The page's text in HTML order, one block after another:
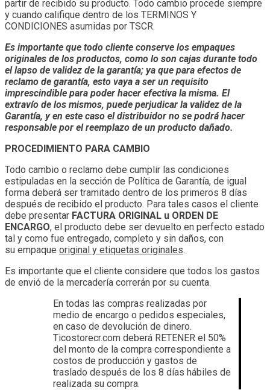
partir de recibido su producto. Todo cambio procede siempre
y cuando califique dentro de los TERMINOS Y
CONDICIONES asumidas por TSCR.
Es importante que todo cliente conserve los empaques
originales de los productos, como lo son cajas durante todo
el lapso de validez de la garantía; ya que para efectos de
reclamo de garantía, esto vaya a ser un requisito
imprescindible para poder hacer efectiva la misma. El
extravío de los mismos, puede perjudicar la validez de la
Garantía, y en este caso el distribuidor no se podrá hacer
responsable por el reemplazo de un producto dañado.
PROCEDIMIENTO PARA CAMBIO
Todo cambio o reclamo debe cumplir las condiciones
estipuladas en la sección de Política de Garantía, de igual
forma deberá ser tramitado dentro de los primeros 8 días
después de recibido el producto. Para tales casos el cliente
debe presentar FACTURA ORIGINAL u ORDEN DE
ENCARGO, el producto debe ser devuelto en perfecto estado
tal y como fue entregado, completo y sin daños, con
su empaque original y etiquetas originales.
Es importante que el cliente considere que todos los gastos
de envió de la mercadería correrán por su cuenta.
En todas las compras realizadas por
medio de encargo o pedidos especiales,
en caso de devolución de dinero.
Ticostorecr.com deberá RETENER el 50%
del monto de la compra correspondiente a
costos de producción y gastos de
traslado después de los 8 días hábiles de
realizada su compra.